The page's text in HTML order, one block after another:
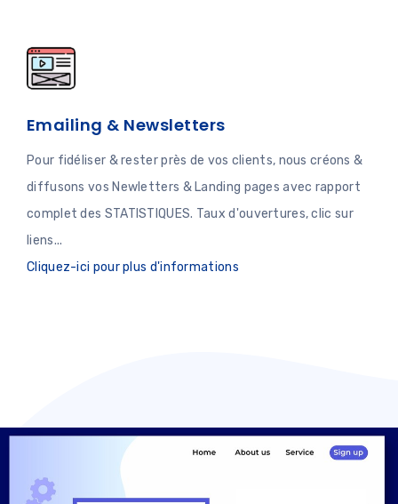
Emailing & Newsletters
Pour fidéliser & rester près de vos clients, nous créons &
diffusons vos Newletters & Landing pages avec rapport
complet des STATISTIQUES. Taux d'ouvertures, clic sur
liens...
Cliquez-ici pour plus d'informations